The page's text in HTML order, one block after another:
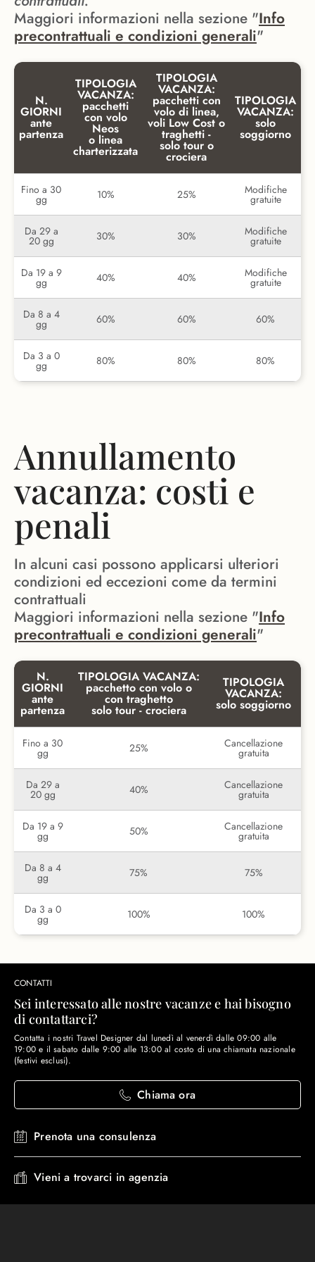
Maggiori informazioni nella sezione "Info
precontrattuali e condizioni generali"
N.
GIORNI
ante
partenza
TIPOLOGIA
VACANZA:
pacchetti
con volo
Neos
o linea
charterizzata
TIPOLOGIA
VACANZA:
pacchetti con
volo di linea,
voli Low Cost o
traghetti -
solo tour o
crociera
TIPOLOGIA
VACANZA:
solo
soggiorno
Fino a 30
gg 10% 25% Modifiche
gratuite
Da 29 a
20 gg 30% 30% Modifiche
gratuite
Da 19 a 9
gg 40% 40% Modifiche
gratuite
Da 8 a 4
gg 60% 60% 60%
Da 3 a 0
gg 80% 80% 80%
Annullamento
vacanza: costi e
penali
In alcuni casi possono applicarsi ulteriori
condizioni ed eccezioni come da termini
contrattuali
Maggiori informazioni nella sezione "Info
precontrattuali e condizioni generali"
N.
GIORNI
ante
partenza
TIPOLOGIA VACANZA:
pacchetto con volo o
con traghetto
solo tour - crociera
TIPOLOGIA
VACANZA:
solo soggiorno
Fino a 30
gg 25% Cancellazione
gratuita
Da 29 a
20 gg 40% Cancellazione
gratuita
Da 19 a 9
gg 50% Cancellazione
gratuita
Da 8 a 4
gg 75% 75%
Da 3 a 0
gg 100% 100%
CONTATTI
Sei interessato alle nostre vacanze e hai bisogno
di contattarci?
Contatta i nostri Travel Designer dal lunedì al venerdì dalle 09:00 alle
19:00 e il sabato dalle 9:00 alle 13:00 al costo di una chiamata nazionale
(festivi esclusi).
Chiama ora
Prenota una consulenza
Vieni a trovarci in agenzia